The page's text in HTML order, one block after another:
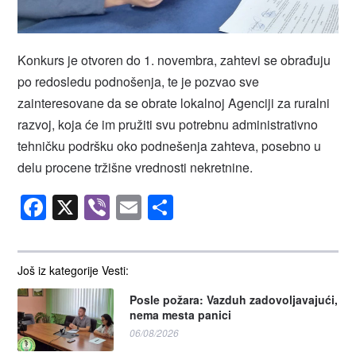
Još iz kategorije Vesti:
Posle požara: Vazduh zadovoljavajući,
nema mesta panici
06/08/2026
Konkurs je otvoren do 1. novembra, zahtevi se obrađuju
po redosledu podnošenja, te je pozvao sve
zainteresovane da se obrate lokalnoj Agenciji za ruralni
razvoj, koja će im pružiti svu potrebnu administrativno
tehničku podršku oko podnešenja zahteva, posebno u
delu procene tržišne vrednosti nekretnine.
Facebook
X Viber
Email